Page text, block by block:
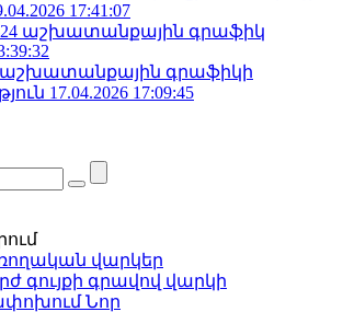
17:41:07
24 աշխատանքային գրաֆիկ
աշխատանքային գրաֆիկի
17.04.2026 17:09:45
վարկեր
գույքի գրավով վարկի
Նոր